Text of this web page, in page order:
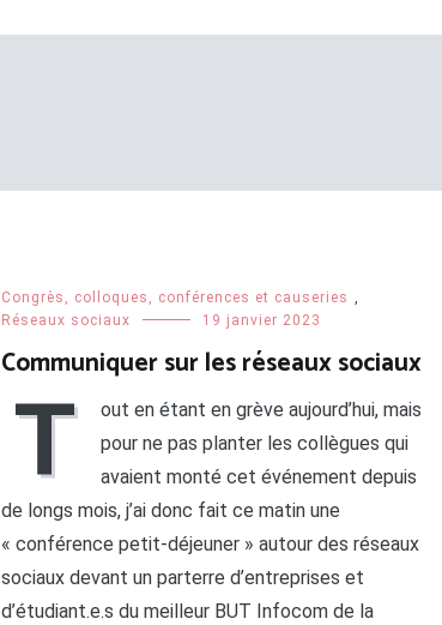
Congrès, colloques, conférences et causeries ,
Réseaux sociaux
19 janvier 2023
Communiquer sur les réseaux sociaux
T
out en étant en grève aujourd’hui, mais
pour ne pas planter les collègues qui
avaient monté cet événement depuis
de longs mois, j’ai donc fait ce matin une
« conférence petit-déjeuner » autour des réseaux
sociaux devant un parterre d’entreprises et
d’étudiant.e.s du meilleur BUT Infocom de la